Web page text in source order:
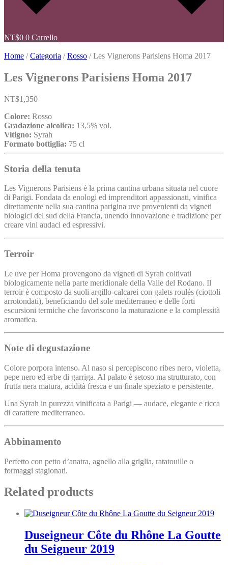
NT$0 0 Carrello
Home /Categoria /Rosso / Les Vignerons Parisiens Homa 2017
Les Vignerons Parisiens Homa 2017
NT$1,350
Colore: Rosso
Gradazione alcolica: 13,5% vol.
Vitigno: Syrah
Formato bottiglia: 75 cl
Storia della tenuta
Les Vignerons Parisiens è la prima cantina urbana situata nel cuore
di Parigi. Fondata da enologi ed imprenditori appassionati, vinifica
direttamente nella sua cantina parigina uve provenienti da vigneti
biologici del sud della Francia, unendo innovazione e tradizione per
creare vini audaci ed espressivi.
Terroir
Le uve per Homa provengono da vigneti di Syrah coltivati
biologicamente nella parte meridionale della Valle del Rodano. Il
terroir è composto da suoli argillo-calcarei con galets roulés (ciottoli
arrotondati), beneficiando del sole mediterraneo e delle forti
escursioni termiche che favoriscono la maturazione e la complessità
aromatica.
Note di degustazione
Colore porpora intenso. Al naso si percepiscono ribes nero, violetta,
pepe nero ed erbe di garriga. Al palato è setoso ma strutturato, con
frutta nera matura, acidità fresca e un finale speziato e persistente.
Una Syrah in purezza vinificata a Parigi — audace, elegante e ricca
di carattere mediterraneo.
Abbinamento
Perfetto con petto d’anatra, agnello alla griglia, ratatouille o
formaggi stagionati.
Related products
Duseigneur Côte du Rhône La Goutte
du Seigneur 2019